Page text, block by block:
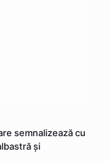
semnalizează cu
şi